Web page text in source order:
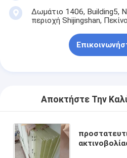
Δωμάτιο 1406, Building5,
περιοχή Shijingshan,
Αποκτήστε Την